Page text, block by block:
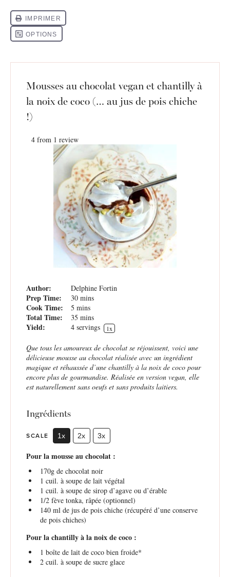
Mousses au chocolat vegan et chantilly à
la noix de coco (… au jus de pois chiche
!)
4 from 1 review
Author: Delphine Fortin
Prep Time: 30 mins
Cook Time: 5 mins
Total Time: 35 mins
Yield: 4 servings 1x
Que tous les amoureux de chocolat se réjouissent, voici une
délicieuse mousse au chocolat réalisée avec un ingrédient
magique et réhaussée d’une chantilly à la noix de coco pour
encore plus de gourmandise. Réalisée en version vegan, elle
est naturellement sans oeufs et sans produits laitiers.
Ingrédients
SCALE 1x 2x 3x
Pour la mousse au chocolat :
170gde chocolat noir
1 cuil. à soupe de lait végétal
1 cuil. à soupe de sirop d’agave ou d’érable
1/2fève tonka, râpée (optionnel)
140ml de jus de pois chiche (récupéré d’une conserve
de pois chiches)
Pour la chantilly à la noix de coco :
1 boîte de lait de coco bien froide*
2cuil. à soupe de sucre glace